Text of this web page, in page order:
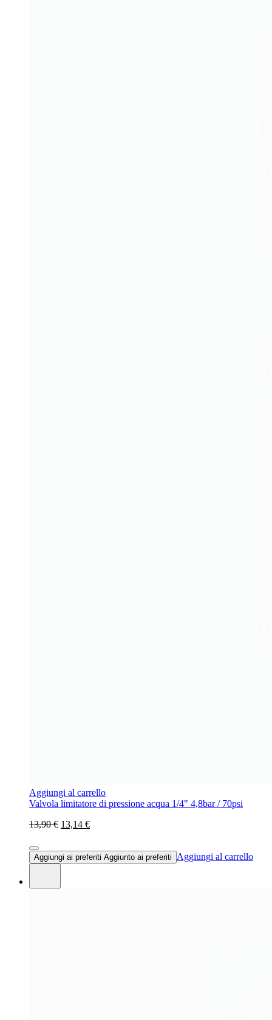
Aggiungi al carrello
Valvola limitatore di pressione acqua 1/4" 4,8bar / 70psi
13,90 € 13,14 €
Aggiungi ai preferiti Aggiunto ai preferiti Aggiungi al carrello